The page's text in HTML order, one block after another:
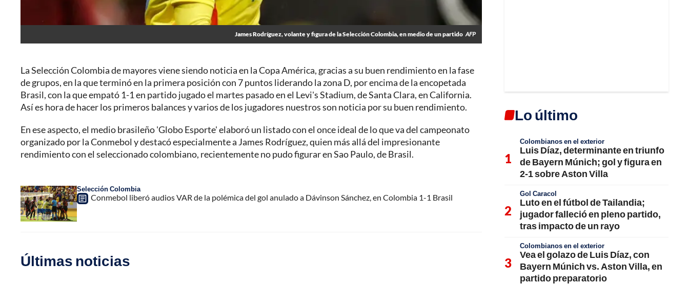
James Rodríguez, volante y figura de la Selección Colombia, en medio de un partido AFP
La Selección Colombia de mayores viene siendo noticia en la Copa América, gracias a su buen rendimiento en la fase
de grupos, en la que terminó en la primera posición con 7 puntos liderando la zona D, por encima de la encopetada
Brasil, con la que empató 1-1 en partido jugado el martes pasado en el Levi's Stadium, de Santa Clara, en California.
Así es hora de hacer los primeros balances y varios de los jugadores nuestros son noticia por su buen rendimiento.
En ese aspecto, el medio brasileño 'Globo Esporte' elaboró un listado con el once ideal de lo que va del campeonato
organizado por la Conmebol y destacó especialmente a James Rodríguez, quien más allá del impresionante
rendimiento con el seleccionado colombiano, recientemente no pudo figurar en Sao Paulo, de Brasil.
Selección Colombia
Conmebol liberó audios VAR de la polémica del gol anulado a Dávinson Sánchez, en Colombia 1-1 Brasil
Últimas noticias
Lo último
Colombianos en el exterior
Luis Díaz, determinante en triunfo
de Bayern Múnich; gol y figura en
2-1 sobre Aston Villa
Gol Caracol
Luto en el fútbol de Tailandia;
jugador falleció en pleno partido,
tras impacto de un rayo
Colombianos en el exterior
Vea el golazo de Luis Díaz, con
Bayern Múnich vs. Aston Villa, en
partido preparatorio